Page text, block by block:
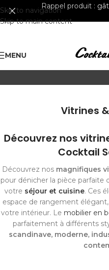
Skip to navigation
Skip to main content
Rappel produit :
MENU
Vitrines
Découvrez nos
Cocktail
Découvrez nos magnifiques
pour dénicher la pièce parfaite
votre séjour et cuisine. Ces
espace de rangement
votre intérieur. Le mobilier en
parfaitement à différents
scandinave, moderne,